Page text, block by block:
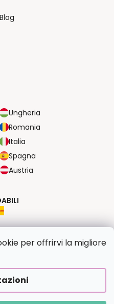
per offrirvi la migliore
Ungheria
Romania
Italia
Spagna
Austria
Blog
|UpraviloFV STUDIO
. Tutti i diritti riservati.